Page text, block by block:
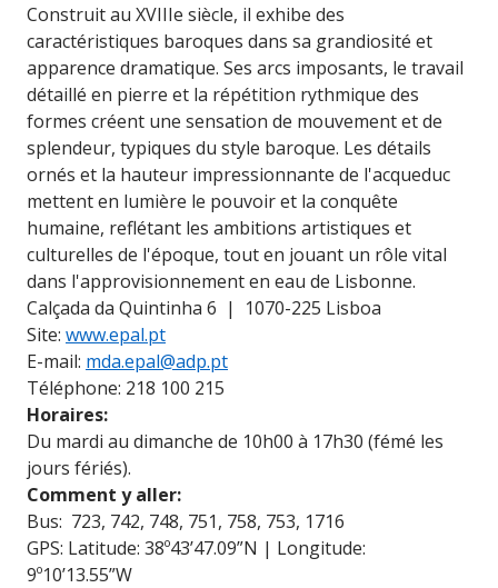
Construit au XVIIIe siècle, il exhibe des
caractéristiques baroques dans sa grandiosité et
apparence dramatique. Ses arcs imposants, le travail
détaillé en pierre et la répétition rythmique des
formes créent une sensation de mouvement et de
splendeur, typiques du style baroque. Les détails
ornés et la hauteur impressionnante de l'acqueduc
mettent en lumière le pouvoir et la conquête
humaine, reflétant les ambitions artistiques et
culturelles de l'époque, tout en jouant un rôle vital
dans l'approvisionnement en eau de Lisbonne.
Calçada da Quintinha 6 | 1070-225 Lisboa
Site: www.epal.pt
E-mail: mda.epal@adp.pt
Téléphone: 218 100 215
Horaires:
Du mardi au dimanche de 10h00 à 17h30 (fémé les
jours fériés).
Comment y aller:
Bus: 723, 742, 748, 751, 758, 753, 1716
GPS: Latitude: 38º43’47.09”N | Longitude:
9º10’13.55”W